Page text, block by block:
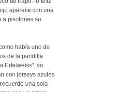
aparece con una
a pisotones su
había uno de
de la pandilla
Edelweiss". yo
con jerseys azules
una sola